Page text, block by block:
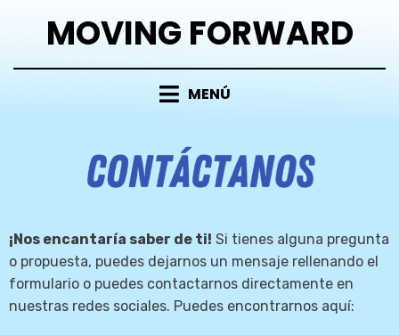
MOVING FORWARD
MENÚ
¡Nos encantaría saber de ti! Si tienes alguna pregunta
o propuesta, puedes dejarnos un mensaje rellenando el
formulario o puedes contactarnos directamente en
nuestras redes sociales. Puedes encontrarnos aquí: